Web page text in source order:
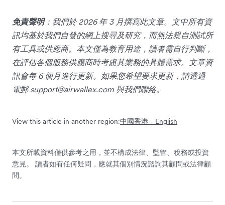
免責聲明：我們於 2026 年 3 月撰寫此文章。文中所有資
訊均基於我們自發的網上搜尋及研究，而無法親自測試所
有工具或供應商。本文僅為教育用途，讀者需自行判斷，
在評估各個服務供應商時考慮其業務的具體需求。文章資
訊會每 6 個月進行更新。如果您希望要求更新，請透過
電郵support@airwallex.com 與我們聯絡。
View this article in another region:中國香港 - English
本文所載資料僅供參考之用，並不構成法律、監管、稅務或投資
意見。 讀者如有任何疑問，應就其個別情況諮詢其顧問或法律顧
問。